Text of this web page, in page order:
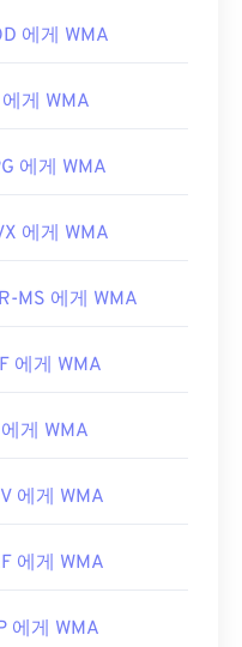
이너이므로, 파일을
기기의 OS와 호환
제를 해결하려면
4
사용됩니다. 하지만
용되기 때문에 다른
밍에도 자주 사용
로그램으로는
Android,Windows
용해 보세요.
에게 WMA
에게 WMA
에게 WMA
에게 WMA
MS 에게 WMA
에게 WMA
게 WMA
에게 WMA
에게 WMA
에게 WMA